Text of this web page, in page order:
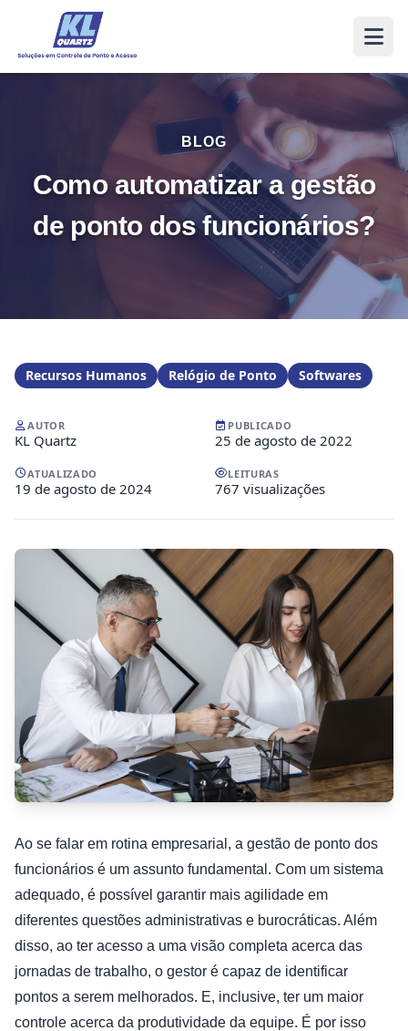
BLOG
Como automatizar a gestão
de ponto dos funcionários?
Recursos Humanos Relógio de Ponto Softwares
AUTOR
KL Quartz
PUBLICADO
25 de agosto de 2022
ATUALIZADO
19 de agosto de 2024
LEITURAS
767 visualizações
Ao se falar em rotina empresarial, a gestão de ponto dos
funcionários é um assunto fundamental. Com um sistema
adequado, é possível garantir mais agilidade em
diferentes questões administrativas e burocráticas. Além
disso, ao ter acesso a uma visão completa acerca das
jornadas de trabalho, o gestor é capaz de identificar
pontos a serem melhorados. E, inclusive, ter um maior
controle acerca da produtividade da equipe. É por isso